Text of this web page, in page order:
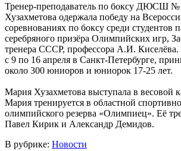
Тренер-преподаватель по боксу ДЮСШ
Хузахметова одержала победу на
соревнованиях по боксу среди студентов
серебряного призёра Олимпийских игр,
тренера СССР, профессора А.И.
с 9 по 16 апреля в Санкт-Петербурге,
около 300 юниоров и юниорок 17-25 лет.
Мария Хузахметова выступала в весовой
Мария тренируется в областной
олимпийского резерва «Олимпиец». Её
Павел Кирик и Александр Демидов.
В рубрике: Новости